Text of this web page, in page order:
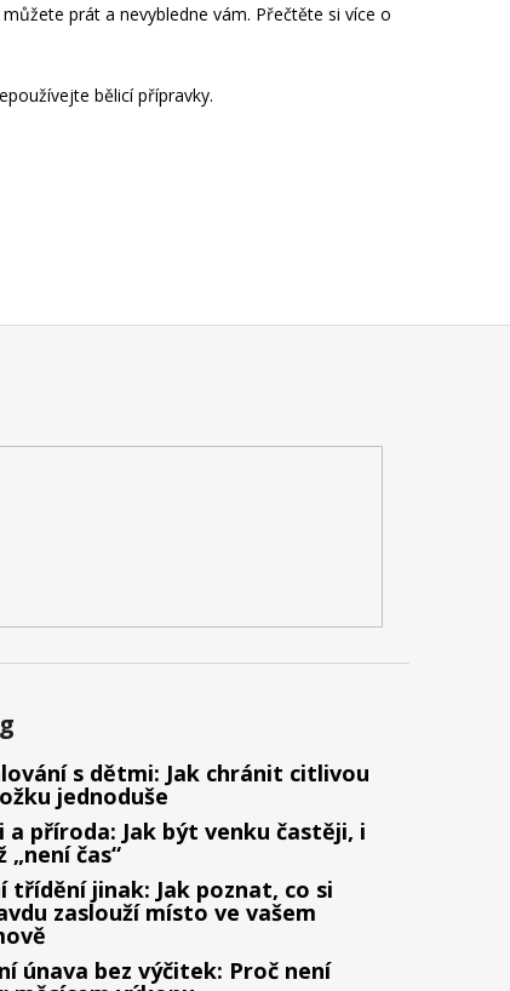
prát a nevybledne vám. Přečtěte si více o
bělicí přípravky.
s dětmi: Jak chránit citlivou
jednoduše
a příroda: Jak být venku častěji, i
„není čas“
třídění jinak: Jak poznat, co si
zaslouží místo ve vašem
únava bez výčitek: Proč není